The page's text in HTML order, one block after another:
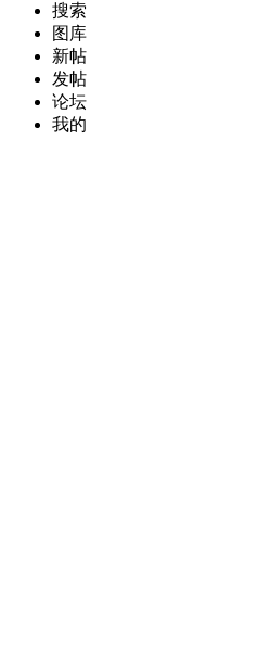
搜索
图库
新帖
发帖
论坛
我的